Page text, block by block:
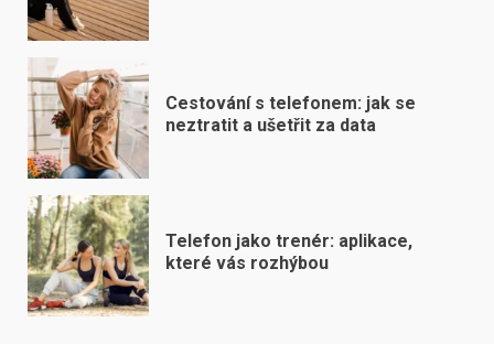
Cestování s telefonem: jak se
neztratit a ušetřit za data
Telefon jako trenér: aplikace,
které vás rozhýbou